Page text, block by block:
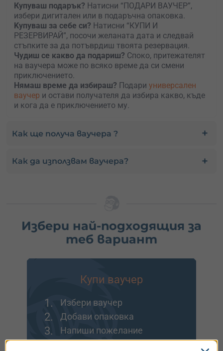
Купуваш подарък? Натисни “ПОДАРИ ВАУЧЕР”,
избери дигитален или в подаръчна опаковка.
Kупуваш за себе си? Натисни “КУПИ И
РЕЗЕРВИРАЙ”, посочи желаната дата и следвай
стъпките за да потъврдиш твоята резервация.
Чудиш се какво да подариш? Споко, притежателят
на ваучера може по всяко време да си смени
приключението.
Нямаш време да избираш? Подари универсален
ваучер и остави получателя да избира какво, къде
и кога да е приключението му.
Как ще получа ваучера ?
Как да използвам ваучера?
Избери най-подходящия за
теб вариант
Купи ваучер
1. Избери ваучер
2. Добави опаковка
3. Напиши пожелание